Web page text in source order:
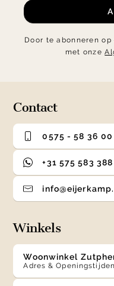
Door te abonneren
met onze
Contact
0575 - 58 36 00
+31 575 583 388
Winkels
Woonwinkel
Adres & Openingstijden